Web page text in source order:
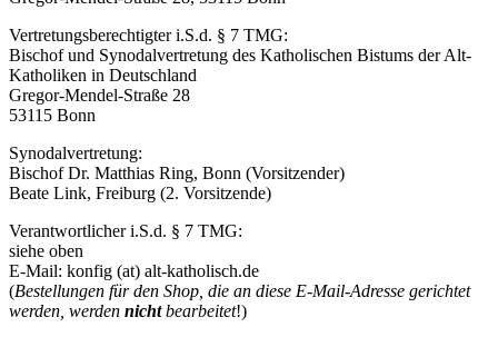
Vertretungsberechtigter i.S.d. § 7 TMG:
Bischof und Synodalvertretung des Katholischen Bistums der Alt-
Katholiken in Deutschland
Gregor-Mendel-Straße 28
53115 Bonn
Synodalvertretung:
Bischof Dr. Matthias Ring, Bonn (Vorsitzender)
Beate Link, Freiburg (2. Vorsitzende)
Verantwortlicher i.S.d. § 7 TMG:
siehe oben
E-Mail: konfig (at) alt-katholisch.de
(Bestellungen für den Shop, die an diese E-Mail-Adresse gerichtet
werden, werden nichtbearbeitet!)